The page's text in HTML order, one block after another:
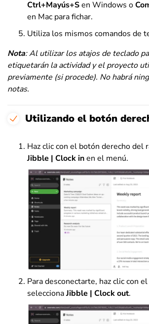
Ctrl+Mayús+Sen Windows o
en Mac para fichar.
Utiliza los mismos comandos de
Nota: Al utilizar los atajos de teclado
etiquetarán la actividad y el proyecto
previamente (si procede). No habrá
notas.
Utilizando el botón
Haz clic con el botón derecho del
Jibble | Clock inen el menú.
Para desconectarte, haz clic con
seleccionaJibble | Clock out.